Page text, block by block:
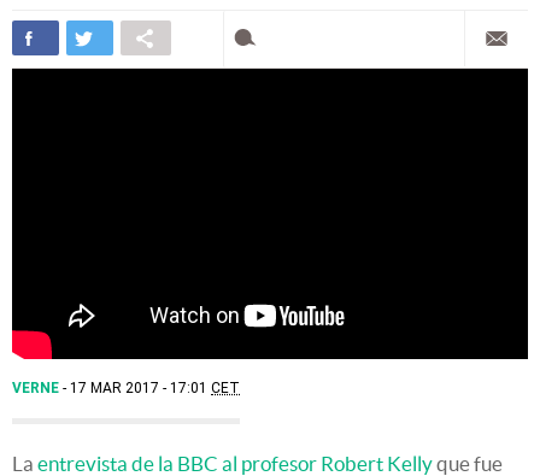
VERNE 17 MAR 2017 - 17:01 CET
La entrevista de la BBC al profesor Robert Kellyque fue